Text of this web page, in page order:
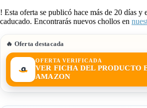
! Esta oferta se publicó hace más de 20 días y
caducado. Encontrarás nuevos chollos en
🔥 Oferta destacada
OFERTA VERIFICADA
VER FICHA DEL PRODUCTO
AMAZON